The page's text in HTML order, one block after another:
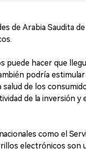
de Arabia Saudita
puede hacer que
podría
de los
de la inversión y
como el
electrónicos son